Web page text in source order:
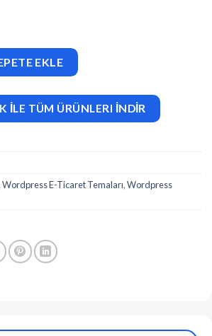
AJAX WP Theme adet
EKLE
İLE TÜM ÜRÜNLERI İNDİR
Wordpress E-Ticaret Temaları,Wordpress